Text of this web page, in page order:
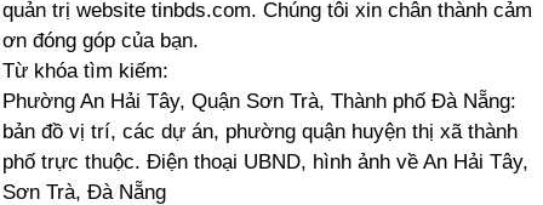
quản trị website tinbds.com. Chúng tôi xin chân thành cảm
ơn đóng góp của bạn.
Từ khóa tìm kiếm:
Phường An Hải Tây, Quận Sơn Trà, Thành phố Đà Nẵng:
bản đồ vị trí, các dự án, phường quận huyện thị xã thành
phố trực thuộc. Điện thoại UBND, hình ảnh về An Hải Tây,
Sơn Trà, Đà Nẵng